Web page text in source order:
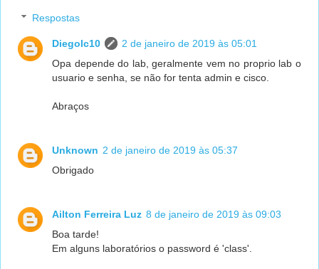
Respostas
Diegolc10
2 de janeiro de 2019 às 05:01
Opa depende do lab, geralmente vem no proprio lab o
usuario e senha, se não for tenta admin e cisco.
Abraços
Unknown 2 de janeiro de 2019 às 05:37
Obrigado
Ailton Ferreira Luz 8 de janeiro de 2019 às 09:03
Boa tarde!
Em alguns laboratórios o password é 'class'.